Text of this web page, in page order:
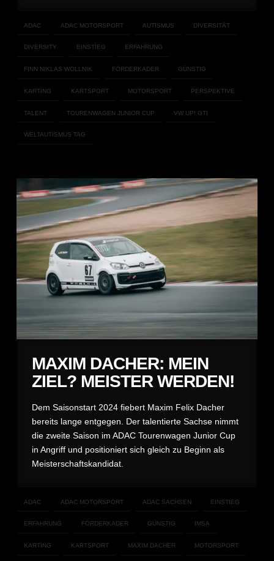
ADAC ADAC MOTORSPORT AUTISMUS DIVERSITÄT
DIVERSITY EINSTIEG ERFAHRUNG
FINN NIKLAS WOLLNIK FÖRDERKADER GÜNSTIG
KARTING KARTSPORT MOTORSPORT PERSPEKTIVE
TALENT TOURENWAGEN JUNIOR CUP VW UP! GTI
WELTAUTISMUS TAG
MAXIM DACHER: MEIN
ZIEL? MEISTER WERDEN!
Dem Saisonstart 2024 fiebert Maxim Felix Dacher
bereits lange entgegen. Der talentierte Sachse nimmt
die zweite Saison im ADAC Tourenwagen Junior Cup
in Angriff und positioniert sich gleich zu Beginn als
Meisterschaftskandidat.
ADAC ADAC MOTORSPORT ADAC SACHSEN EINSTIEG
ERFAHRUNG FÖRDERKADER GÜNSTIG IMSA
KARTING KARTSPORT MAXIM DACHER MOTORSPORT